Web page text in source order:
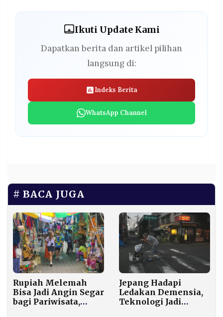
Ikuti Update Kami
Dapatkan berita dan artikel pilihan
langsung di:
Indeks Berita
WhatsApp Channel
BACA JUGA
Rupiah Melemah
Bisa Jadi Angin Segar
bagi Pariwisata,
Jepang Hadapi
Ledakan Demensia,
Teknologi Jadi